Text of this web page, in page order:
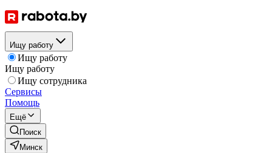
Ищу работу
Ищу работу
Ищу работу
Ищу сотрудника
Сервисы
Помощь
Ещё
Поиск
Минск